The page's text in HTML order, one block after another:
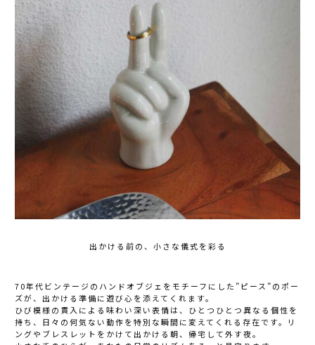
出かける前の、小さな儀式を彩る
70年代ビンテージのハンドオブジェをモチーフにした”ピース”のポー
ズが、出かける準備に遊び心を添えてくれます。
ひび模様の貫入による味わい深い表情は、ひとつひとつ異なる個性を
持ち、日々の何気ない動作を特別な瞬間に変えてくれる存在です。リ
ングやブレスレットをかけて出かける朝、帰宅して外す夜。